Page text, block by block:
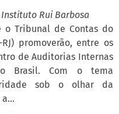
Instituto Rui Barbosa
o Tribunal de Contas do
promoverão, entre os
de Auditorias Internas
Brasil. Com o tema
sob o olhar da